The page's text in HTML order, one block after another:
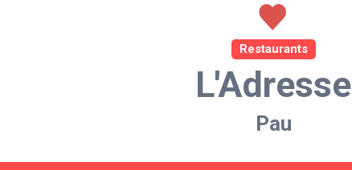
Restaurants
L'Adresse
Pau